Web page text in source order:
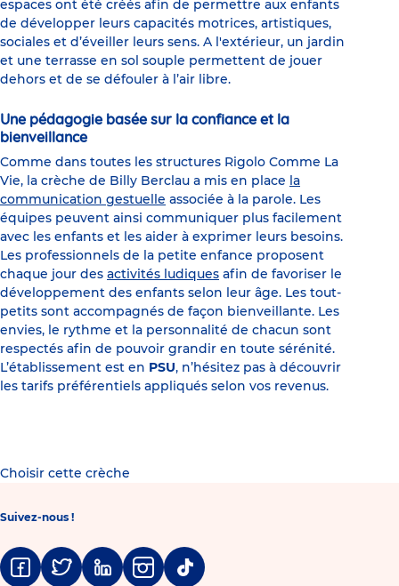
espaces ont été créés afin de permettre aux enfants
de développer leurs capacités motrices, artistiques,
sociales et d’éveiller leurs sens. A l'extérieur, un jardin
et une terrasse en sol souple permettent de jouer
dehors et de se défouler à l’air libre.
Une pédagogie basée sur la confiance et la
bienveillance
Comme dans toutes les structures Rigolo Comme La
Vie, la crèche de Billy Berclau a mis en place la
communication gestuelle associée à la parole. Les
équipes peuvent ainsi communiquer plus facilement
avec les enfants et les aider à exprimer leurs besoins.
Les professionnels de la petite enfance proposent
chaque jour des activités ludiques afin de favoriser le
développement des enfants selon leur âge. Les tout-
petits sont accompagnés de façon bienveillante. Les
envies, le rythme et la personnalité de chacun sont
respectés afin de pouvoir grandir en toute sérénité.
L’établissement est en PSU, n’hésitez pas à découvrir
les tarifs préférentiels appliqués selon vos revenus.
Choisir cette crèche
Suivez-nous !
FacebookTwitter LinkedinInstagramTiktok